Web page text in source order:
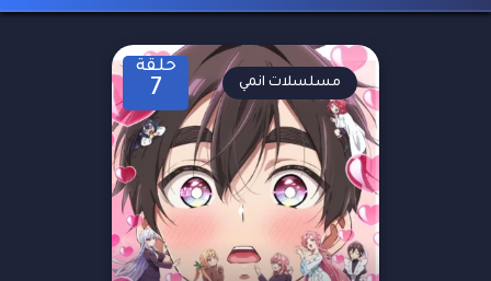
حلقة
7 مسلسلات انمي